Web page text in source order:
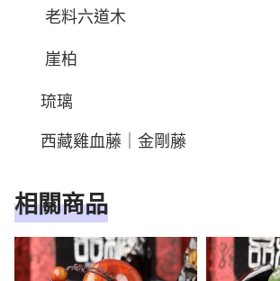
老料六道木
崖柏
琉璃
西藏雞血藤｜金剛藤
相關商品